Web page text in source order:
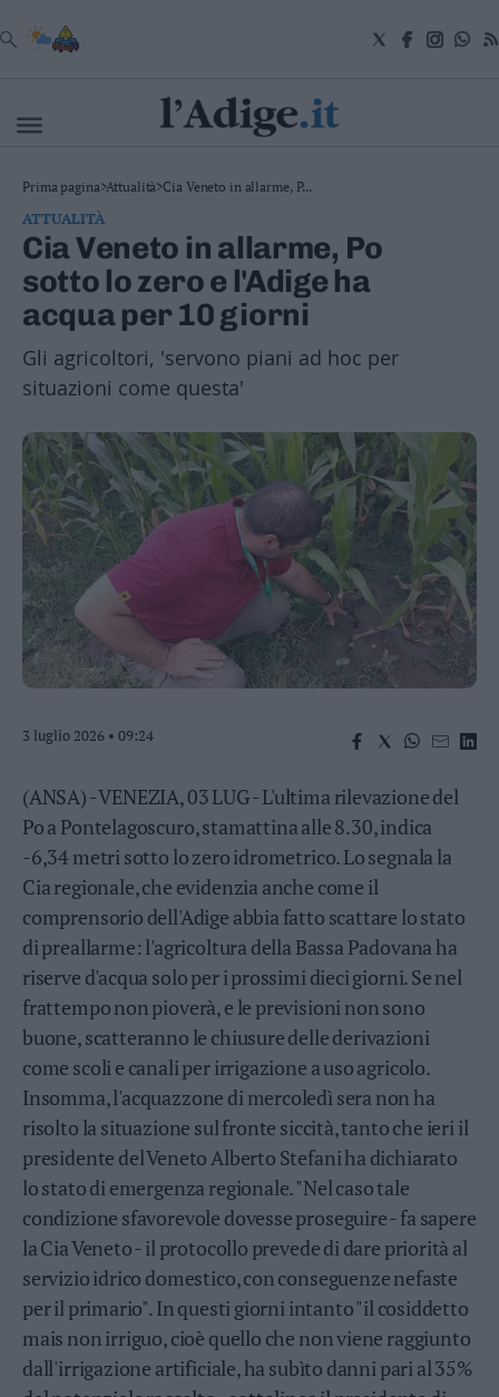
VAI
Cronaca
Attualità
Economia
Cultura
e
Salute
e
Benessere
Montagna
Sport
Foto
Video
Business
Wire
Territori
Trento
Rovereto
Pergine
Riva
Arco
Sarca
–
Ledro
Lavis
–
Valle
Laghi
Valsugana
–
Primiero
Vallagarina
Non
Sole
Fiemme
–
Fassa
Giudicarie
Rendena
Alto
Adige
–
Prima pagina>Attualità>Cia Veneto in allarme, P...
ATTUALITÀ
Cia Veneto in allarme, Po
sotto lo zero e l'Adige ha
acqua per 10 giorni
Gli agricoltori, 'servono piani ad hoc per
situazioni come questa'
3 luglio 2026 • 09:24
(ANSA) - VENEZIA, 03 LUG - L'ultima rilevazione del
Po a Pontelagoscuro, stamattina alle 8.30, indica
-6,34 metri sotto lo zero idrometrico. Lo segnala la
Cia regionale, che evidenzia anche come il
comprensorio dell'Adige abbia fatto scattare lo stato
di preallarme: l'agricoltura della Bassa Padovana ha
riserve d'acqua solo per i prossimi dieci giorni. Se nel
frattempo non pioverà, e le previsioni non sono
buone, scatteranno le chiusure delle derivazioni
come scoli e canali per irrigazione a uso agricolo.
Insomma, l'acquazzone di mercoledì sera non ha
risolto la situazione sul fronte siccità, tanto che ieri il
presidente del Veneto Alberto Stefani ha dichiarato
lo stato di emergenza regionale. "Nel caso tale
condizione sfavorevole dovesse proseguire - fa sapere
la Cia Veneto - il protocollo prevede di dare priorità al
servizio idrico domestico, con conseguenze nefaste
per il primario". In questi giorni intanto "il cosiddetto
mais non irriguo, cioè quello che non viene raggiunto
dall'irrigazione artificiale, ha subìto danni pari al 35%